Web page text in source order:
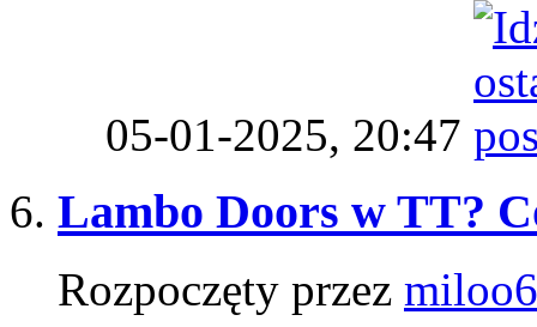
05-01-2025, 20:47
Lambo Doors w TT?
Rozpoczęty przez